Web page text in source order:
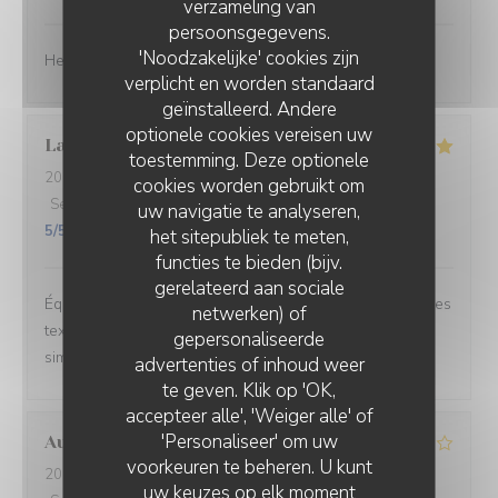
verzameling van
persoonsgegevens.
'Noodzakelijke' cookies zijn
verplicht en worden standaard
geïnstalleerd. Andere
optionele cookies vereisen uw
toestemming. Deze optionele
cookies worden gebruikt om
uw navigatie te analyseren,
het sitepubliek te meten,
functies te bieden (bijv.
gerelateerd aan sociale
netwerken) of
gepersonaliseerde
advertenties of inhoud weer
te geven. Klik op 'OK,
accepteer alle', 'Weiger alle' of
'Personaliseer' om uw
voorkeuren te beheren. U kunt
uw keuzes op elk moment
Heel lekker gegeten en de bediening was geweldig ☺️
Laure
2026-06-26
- 20:30 - Gasten 2
Service
Atmosfeer:5/5 Keuken:5 /5 Kwaliteit / Prijs
5/5
Équilibre des goûts, hardiesse des mélanges, subtilité des
textures. Le bel ami, c’est du GRAND art, en toute
simplicité. On ne peut pas rêver meilleur moment.
Aurélien
2026-06-27 - 19:15 - Gasten 3